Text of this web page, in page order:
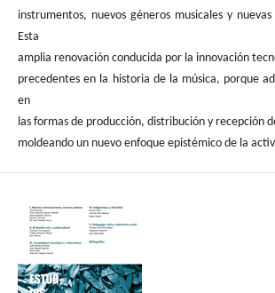
instrumentos, nuevos géneros musicales y
Esta
amplia renovación conducida por la innovación
precedentes en la historia de la música, porque
en
las formas de producción, distribución y recepción
moldeando un nuevo enfoque epistémico de la